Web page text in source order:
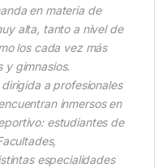
en materia de
alta, tanto a nivel de
los cada vez más
y gimnasios.
a profesionales
inmersos en
estudiantes de
especialidades